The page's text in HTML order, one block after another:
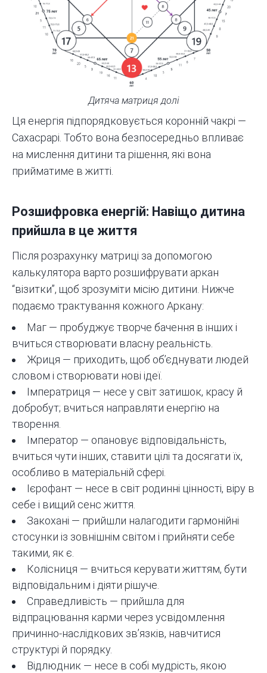
Дитяча матриця долі
Ця енергія підпорядковується коронній чакрі —
Сахасрарі. Тобто вона безпосередньо впливає
на мислення дитини та рішення, які вона
прийматиме в житті.
Розшифровка енергій: Навіщо дитина
прийшла в це життя
Після розрахунку матриці за допомогою
калькулятора варто розшифрувати аркан
“візитки”, щоб зрозуміти місію дитини. Нижче
подаємо трактування кожного Аркану:
Маг — пробуджує творче бачення в інших і
вчиться створювати власну реальність.
Жриця — приходить, щоб об’єднувати людей
словом і створювати нові ідеї.
Імператриця — несе у світ затишок, красу й
добробут; вчиться направляти енергію на
творення.
Імператор — опановує відповідальність,
вчиться чути інших, ставити цілі та досягати їх,
особливо в матеріальній сфері.
Ієрофант — несе в світ родинні цінності, віру в
себе і вищий сенс життя.
Закохані — прийшли налагодити гармонійні
стосунки із зовнішнім світом і прийняти себе
такими, як є.
Колісниця — вчиться керувати життям, бути
відповідальним і діяти рішуче.
Справедливість — прийшла для
відпрацювання карми через усвідомлення
причинно-наслідкових зв’язків, навчитися
структурі й порядку.
Відлюдник — несе в собі мудрість, якою